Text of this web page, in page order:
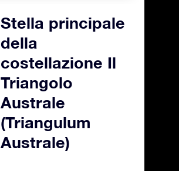
Stella principale
della
costellazione Il
Triangolo
Australe
(Triangulum
Australe)